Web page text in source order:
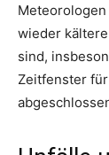
wieder
sind,
Zeitfenster